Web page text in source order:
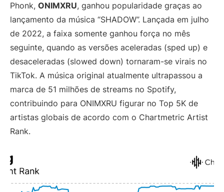
Phonk, ONIMXRU, ganhou popularidade graças ao
lançamento da música “SHADOW”. Lançada em julho
de 2022, a faixa somente ganhou força no mês
seguinte, quando as versões aceleradas (sped up) e
desaceleradas (slowed down) tornaram-se virais no
TikTok. A música original atualmente ultrapassou a
marca de 51 milhões de streams no Spotify,
contribuindo para ONIMXRU figurar no Top 5K de
artistas globais de acordo com o Chartmetric Artist
Rank.